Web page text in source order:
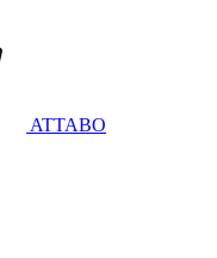
ATTABO